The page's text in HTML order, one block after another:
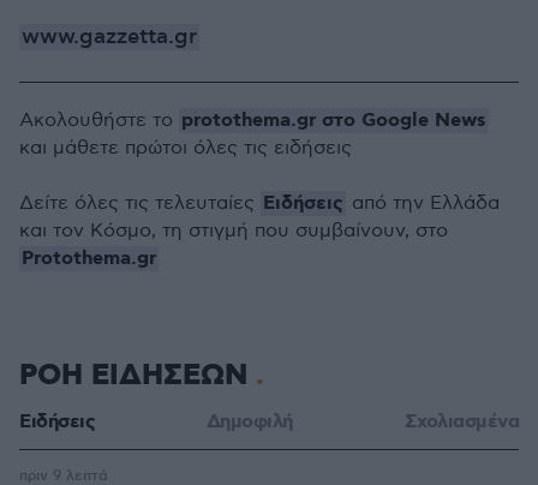
www.gazzetta.gr
Ακολουθήστε το protothema.gr στο Google News
και μάθετε πρώτοι όλες τις ειδήσεις
Δείτε όλες τις τελευταίες Ειδήσεις από την Ελλάδα
και τον Κόσμο, τη στιγμή που συμβαίνουν, στο
Protothema.gr
ΡΟΗ ΕΙΔΗΣΕΩΝ
Ειδήσεις Δημοφιλή Σχολιασμένα
πριν 9 λεπτά